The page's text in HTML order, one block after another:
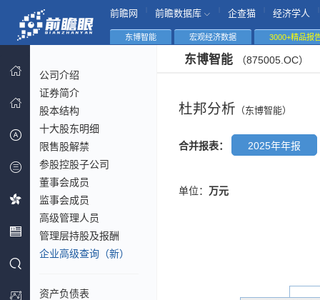
前瞻网 前瞻数据库 企查猫 经济学人
东博智能 宏观经济数据 3000+精品报
公司介绍
证券简介
股本结构
十大股东明细
限售股解禁
参股控股子公司
董事会成员
监事会成员
高级管理人员
管理层持股及报酬
企业高级查询（新）
资产负债表
东博智能 （875005.OC）
杜邦分析 （东博智能）
合并报表： 2025年年报
单位： 万元